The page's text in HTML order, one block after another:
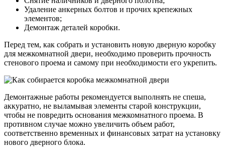
Удаление анкерных болтов и прочих крепежных
элементов;
Демонтаж деталей коробки.
Перед тем, как собрать и установить новую дверную коробку
для межкомнатной двери, необходимо проверить прочность
стенового проема и самому при необходимости его укрепить.
Демонтажные работы рекомендуется выполнять не спеша,
аккуратно, не выламывая элементы старой конструкции,
чтобы не повредить основания межкомнатного проема. В
противном случае можно увеличить объем работ,
соответственно временных и финансовых затрат на установку
нового дверного блока.